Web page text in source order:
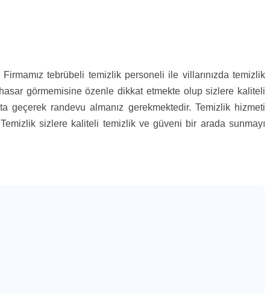
tebrübeli temizlik personeli ile villarınızda temizlik
görmemisine özenle dikkat etmekte olup sizlere kaliteli
geçerek randevu almanız gerekmektedir. Temizlik hizmeti
sizlere kaliteli temizlik ve güveni bir arada sunmayı